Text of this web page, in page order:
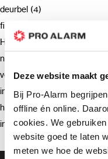
Deze website maakt
Bij Pro-Alarm
offline én online.
cookies. We
website goed te laten
meten we hoe de
deurbel (4)
firmware (3)
Hikvision (3)
netwerkrecorder (2)
verzending (2)
intercom (2)
hik-connect (2)
installatie (2)